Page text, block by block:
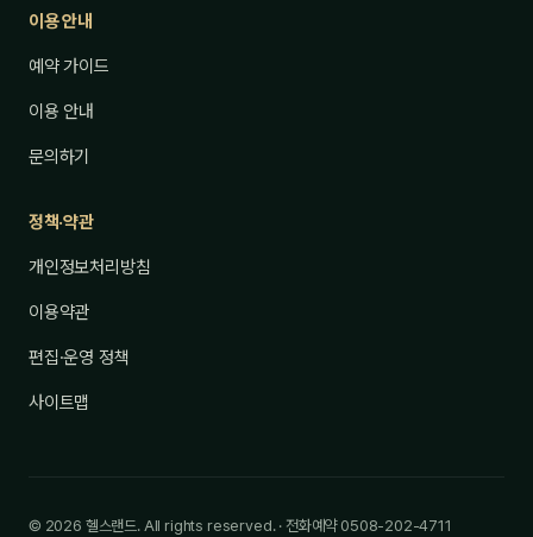
이용 안내
예약 가이드
이용 안내
문의하기
정책·약관
개인정보처리방침
이용약관
편집·운영 정책
사이트맵
© 2026 헬스랜드. All rights reserved. · 전화예약 0508-202-4711